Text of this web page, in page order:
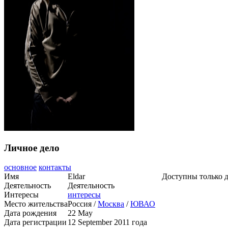
Личное дело
основное контакты
Имя
Eldar
Деятельность
Деятельность
Интересы
интересы
Место жительстваРоссия /Москва /ЮВАО
Дата рождения
22 May
Дата регистрации 12 September 2011 года
Доступны только